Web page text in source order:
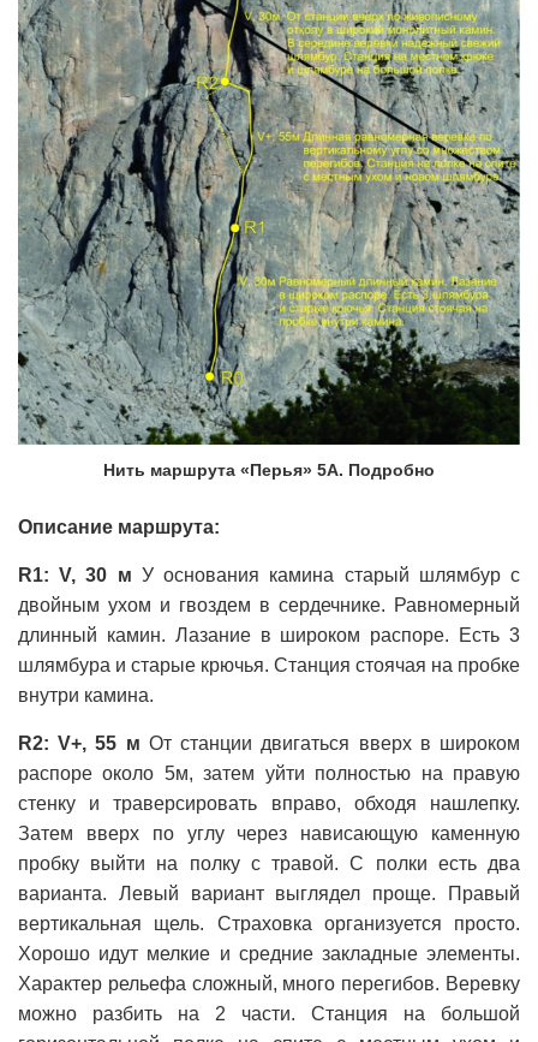
Нить маршрута «Перья» 5А. Подробно
Описание маршрута:
R1: V, 30 м У основания камина старый шлямбур с
двойным ухом и гвоздем в сердечнике. Равномерный
длинный камин. Лазание в широком распоре. Есть 3
шлямбура и старые крючья. Станция стоячая на пробке
внутри камина.
R2: V+, 55 м От станции двигаться вверх в широком
распоре около 5м, затем уйти полностью на правую
стенку и траверсировать вправо, обходя нашлепку.
Затем вверх по углу через нависающую каменную
пробку выйти на полку с травой. С полки есть два
варианта. Левый вариант выглядел проще. Правый
вертикальная щель. Страховка организуется просто.
Хорошо идут мелкие и средние закладные элементы.
Характер рельефа сложный, много перегибов. Веревку
можно разбить на 2 части. Станция на большой